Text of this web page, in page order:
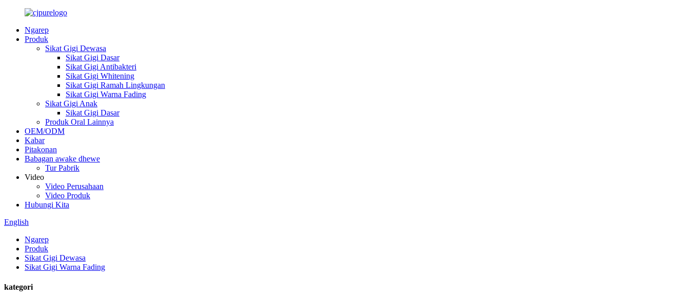
Ngarep
Produk
Sikat Gigi Dewasa
Sikat Gigi Dasar
Sikat Gigi Antibakteri
Sikat Gigi Whitening
Sikat Gigi Ramah Lingkungan
Sikat Gigi Warna Fading
Sikat Gigi Anak
Sikat Gigi Dasar
Produk Oral Lainnya
OEM/ODM
Kabar
Pitakonan
Babagan awake dhewe
Tur Pabrik
Video
Video Perusahaan
Video Produk
Hubungi Kita
English
Ngarep
Produk
Sikat Gigi Dewasa
Sikat Gigi Warna Fading
kategori